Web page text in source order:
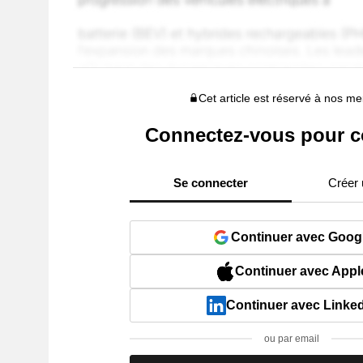
Cet article est réservé à nos
Connectez-vous pour
Se connecter Créer
Continuer avec
Continuer avec
Continuer avec
ou par email